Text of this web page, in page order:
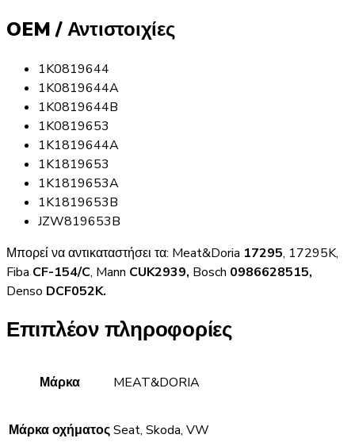
OEM / Αντιστοιχίες
1K0819644
1K0819644A
1K0819644B
1K0819653
1K1819644A
1K1819653
1K1819653A
1K1819653B
JZW819653B
Μπορεί να αντικαταστήσει τα: Meat&Doria 17295, 17295K,
Fiba CF-154/C, Mann CUK2939, Bosch 0986628515,
Denso DCF052K.
Επιπλέον πληροφορίες
Μάρκα MEAT&DORIA
Μάρκα οχήματοςSeat, Skoda, VW